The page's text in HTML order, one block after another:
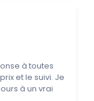
à toutes
et le suivi. Je
à un vrai